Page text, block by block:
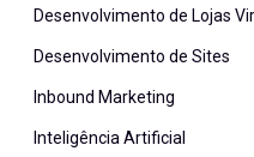
Desenvolvimento de Lojas
Desenvolvimento de Sites
Inbound Marketing
Inteligência Artificial